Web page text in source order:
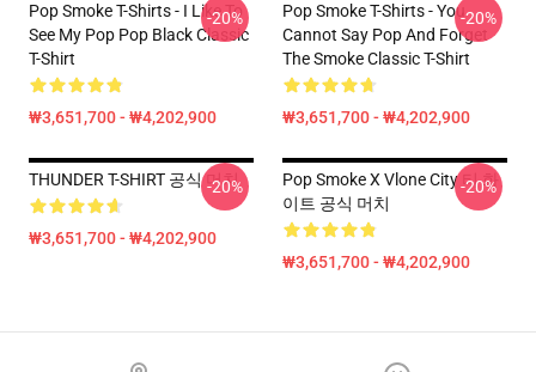
Pop Smoke T-Shirts - I Like To
See My Pop Pop Black Classic
T-Shirt
₩3,651,700 - ₩4,202,900
-20%
Pop Smoke T-Shirts - You
Cannot Say Pop And Forget
The Smoke Classic T-Shirt
₩3,651,700 - ₩4,202,900
-20%
THUNDER T-SHIRT 공식 머치
₩3,651,700 - ₩4,202,900
-20%
Pop Smoke X Vlone City 티 화
이트 공식 머치
₩3,651,700 - ₩4,202,900
-20%